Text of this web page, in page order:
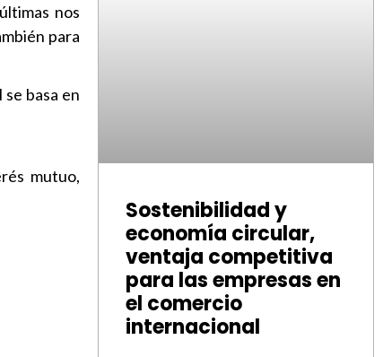
nos
para
se basa en
mutuo,
Sostenibilidad y
economía circular,
ventaja competitiva
para las empresas en
el comercio
internacional